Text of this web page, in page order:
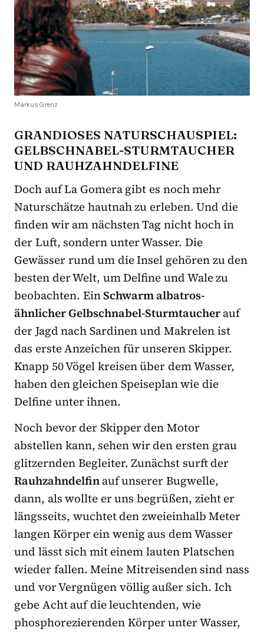
Markus Grenz
GRANDIOSES NATURSCHAUSPIEL:
GELBSCHNABEL-STURMTAUCHER
UND RAUHZAHNDELFINE
Doch auf La Gomera gibt es noch mehr
Naturschätze hautnah zu erleben. Und die
finden wir am nächsten Tag nicht hoch in
der Luft, sondern unter Wasser. Die
Gewässer rund um die Insel gehören zu den
besten der Welt, um Delfine und Wale zu
beobachten. EinSchwarm albatros-
ähnlicher Gelbschnabel-Sturmtaucherauf
der Jagd nach Sardinen und Makrelen ist
das erste Anzeichen für unseren Skipper.
Knapp 50 Vögel kreisen über dem Wasser,
haben den gleichen Speiseplan wie die
Delfine unter ihnen.
Noch bevor der Skipper den Motor
abstellen kann, sehen wir den ersten grau
glitzernden Begleiter. Zunächst surft der
Rauhzahndelfinauf unserer Bugwelle,
dann, als wollte er uns begrüßen, zieht er
längsseits, wuchtet den zweieinhalb Meter
langen Körper ein wenig aus dem Wasser
und lässt sich mit einem lauten Platschen
wieder fallen. Meine Mitreisenden sind nass
und vor Vergnügen völlig außer sich. Ich
gebe Acht auf die leuchtenden, wie
phosphorezierenden Körper unter Wasser,